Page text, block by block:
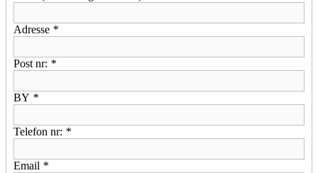
Adresse *
Post nr: *
BY *
Telefon nr: *
Email *